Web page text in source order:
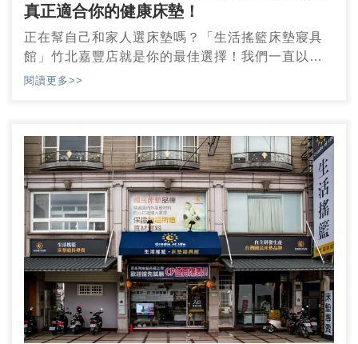
真正適合你的健康床墊！
正在幫自己和家人選床墊嗎？「生活搖籃床墊寢具
館」竹北嘉豐店就是你的最佳選擇！我們一直以來
致力於提供溫馨、親切的服務，並在門市環境上營
閱讀更多>>